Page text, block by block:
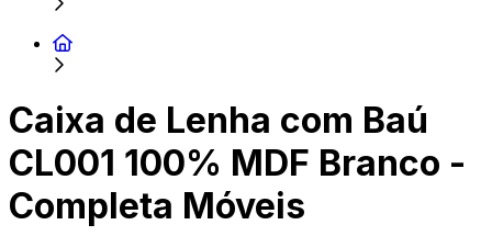
Caixa de Lenha com Baú
CL001 100% MDF Branco -
Completa Móveis